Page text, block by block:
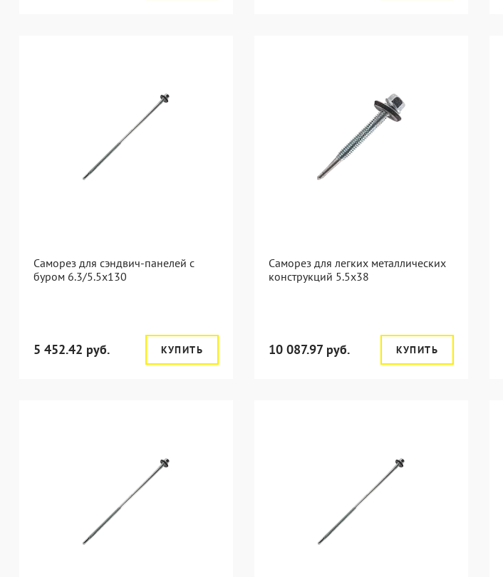
Саморез для сэндвич-панелей с
буром 6.3/5.5x130
5 452.42 руб. КУПИТЬ
Саморез для легких металлических
конструкций 5.5х38
10 087.97 руб. КУПИТЬ